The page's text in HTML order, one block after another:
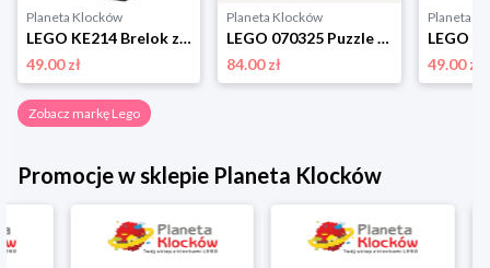
Planeta Klocków
LEGO KE214 Brelok z latarką Dziadek do orzechów Lego
49.00 zł
Planeta Klocków
LEGO 070325 Puzzle Butterflies & Blooms (1000 elementów) Lego
84.00 zł
Planeta
49.00 zł
Zobacz markę Lego
Promocje w sklepie Planeta Klocków